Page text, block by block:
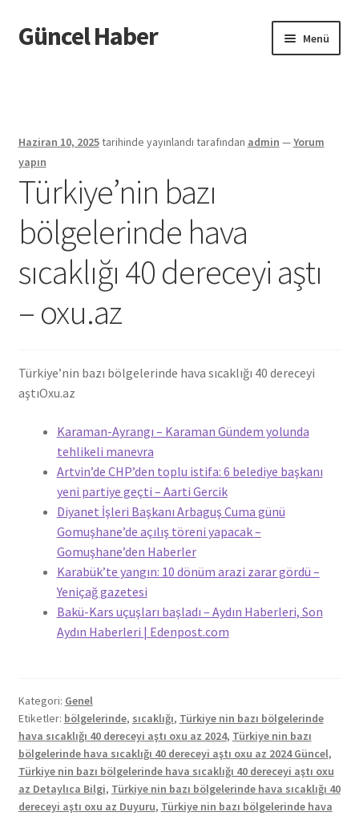
Dolaşıma
geç
İçeriğe
geç
Güncel Haber Menü
Haziran 10, 2025tarihinde yayınlandı tarafından admin —Yorum
yapın
Türkiye’nin bazı
bölgelerinde hava
sıcaklığı 40 dereceyi aştı
– oxu.az
Türkiye’nin bazı bölgelerinde hava sıcaklığı 40 dereceyi
aştıOxu.az
Karaman-Ayrangı – Karaman Gündem yolunda
tehlikeli manevra
Artvin’de CHP’den toplu istifa: 6 belediye başkanı
yeni partiye geçti – Aarti Gercik
Diyanet İşleri Başkanı Arbaguş Cuma günü
Gomuşhane’de açılış töreni yapacak –
Gomuşhane’den Haberler
Karabük’te yangın: 10 dönüm arazi zarar gördü –
Yeniçağ gazetesi
Bakü-Kars uçuşları başladı – Aydın Haberleri, Son
Aydın Haberleri | Edenpost.com
Kategori: Genel
Etiketler: bölgelerinde, sıcaklığı, Türkiye nin bazı bölgelerinde
hava sıcaklığı 40 dereceyi aştı oxu az 2024, Türkiye nin bazı
bölgelerinde hava sıcaklığı 40 dereceyi aştı oxu az 2024 Güncel,
Türkiye nin bazı bölgelerinde hava sıcaklığı 40 dereceyi aştı oxu
az Detaylıca Bilgi, Türkiye nin bazı bölgelerinde hava sıcaklığı 40
dereceyi aştı oxu az Duyuru, Türkiye nin bazı bölgelerinde hava